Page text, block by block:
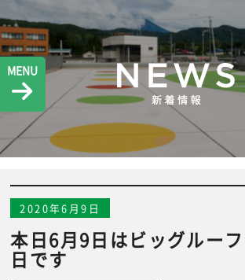
MENU
2020年6月9日
本日6月9日はビッグルー
日です